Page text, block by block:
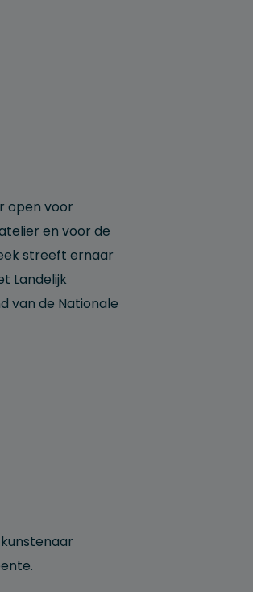
open voor
en voor de
streeft ernaar
Landelijk
van de Nationale